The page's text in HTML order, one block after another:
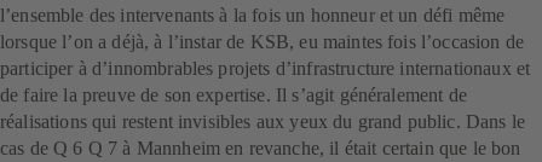
l’ensemble des intervenants à la fois un honneur et un défi même
lorsque l’on a déjà, à l’instar de KSB, eu maintes fois l’occasion de
participer à d’innombrables projets d’infrastructure internationaux et
de faire la preuve de son expertise. Il s’agit généralement de
réalisations qui restent invisibles aux yeux du grand public. Dans le
cas de Q 6 Q 7 à Mannheim en revanche, il était certain que le bon